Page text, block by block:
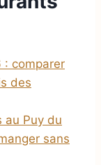
: comparer
des
au Puy du
sans